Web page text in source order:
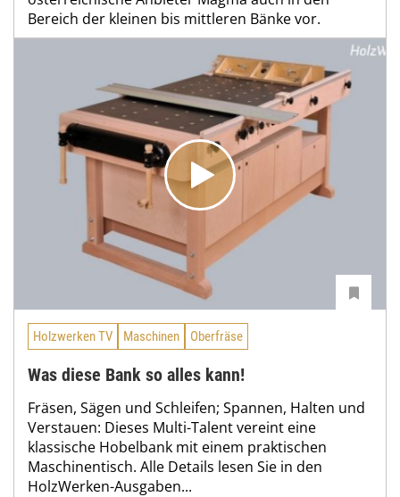
Bereich der kleinen bis mittleren Bänke vor.
Holzwerken TV Maschinen Oberfräse
Was diese Bank so alles kann!
Fräsen, Sägen und Schleifen; Spannen, Halten und
Verstauen: Dieses Multi-Talent vereint eine
klassische Hobelbank mit einem praktischen
Maschinentisch. Alle Details lesen Sie in den
HolzWerken-Ausgaben...